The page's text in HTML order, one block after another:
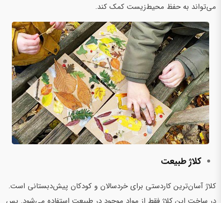
می‌تواند به حفظ محیط‌زیست کمک کند.
کلاژ طبیعت
کلاژ آسان‌ترین کاردستی برای خردسالان و کودکان پیش‌دبستانی است.